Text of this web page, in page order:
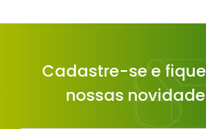
Cadastre-se e
nossas